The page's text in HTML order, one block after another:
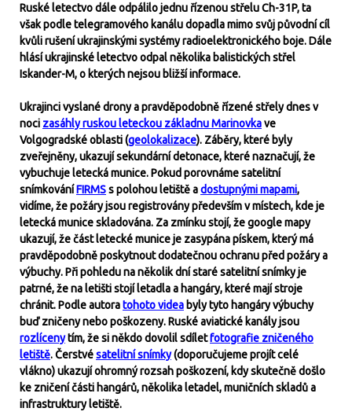
Ruské letectvo dále odpálilo jednu řízenou střelu Ch-31P, ta
však podle telegramového kanálu dopadla mimo svůj původní cíl
kvůli rušení ukrajinskými systémy radioelektronického boje. Dále
hlásí ukrajinské letectvo odpal několika balistických střel
Iskander-M, o kterých nejsou bližší informace.
Ukrajinci vyslané drony a pravděpodobně řízené střely dnes v
noci zasáhly ruskou leteckou základnu Marinovkave
Volgogradské oblasti (geolokalizace). Záběry, které byly
zveřejněny, ukazují sekundární detonace, které naznačují, že
vybuchuje letecká munice. Pokud porovnáme satelitní
snímkováníFIRMSs polohou letiště adostupnými mapami,
vidíme, že požáry jsou registrovány především v místech, kde je
letecká munice skladována. Za zmínku stojí, že google mapy
ukazují, že část letecké munice je zasypána pískem, který má
pravděpodobně poskytnout dodatečnou ochranu před požáry a
výbuchy. Při pohledu na několik dní staré satelitní snímky je
patrné, že na letišti stojí letadla a hangáry, které mají stroje
chránit. Podle autoratohoto videa byly tyto hangáry výbuchy
buď zničeny nebo poškozeny. Ruské aviatické kanály jsou
rozlícenytím, že si někdo dovolil sdíletfotografie zničeného
letiště. Čerstvésatelitní snímky(doporučujeme projít celé
vlákno) ukazují ohromný rozsah poškození, kdy skutečně došlo
ke zničení části hangárů, několika letadel, muničních skladů a
infrastruktury letiště.